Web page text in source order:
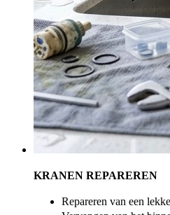
KRANEN REPAREREN
Repareren van een